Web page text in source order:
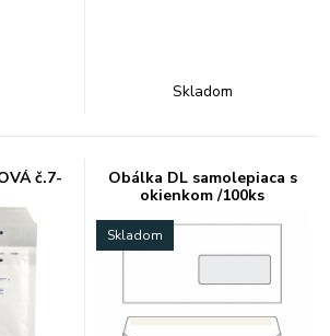
Skladom
č.7-
Obálka DL samolepiaca s
okienkom /100ks
Skladom